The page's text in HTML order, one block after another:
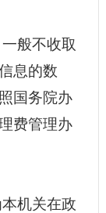
般不收取
息的数
国务院办
费管理办
机关在政